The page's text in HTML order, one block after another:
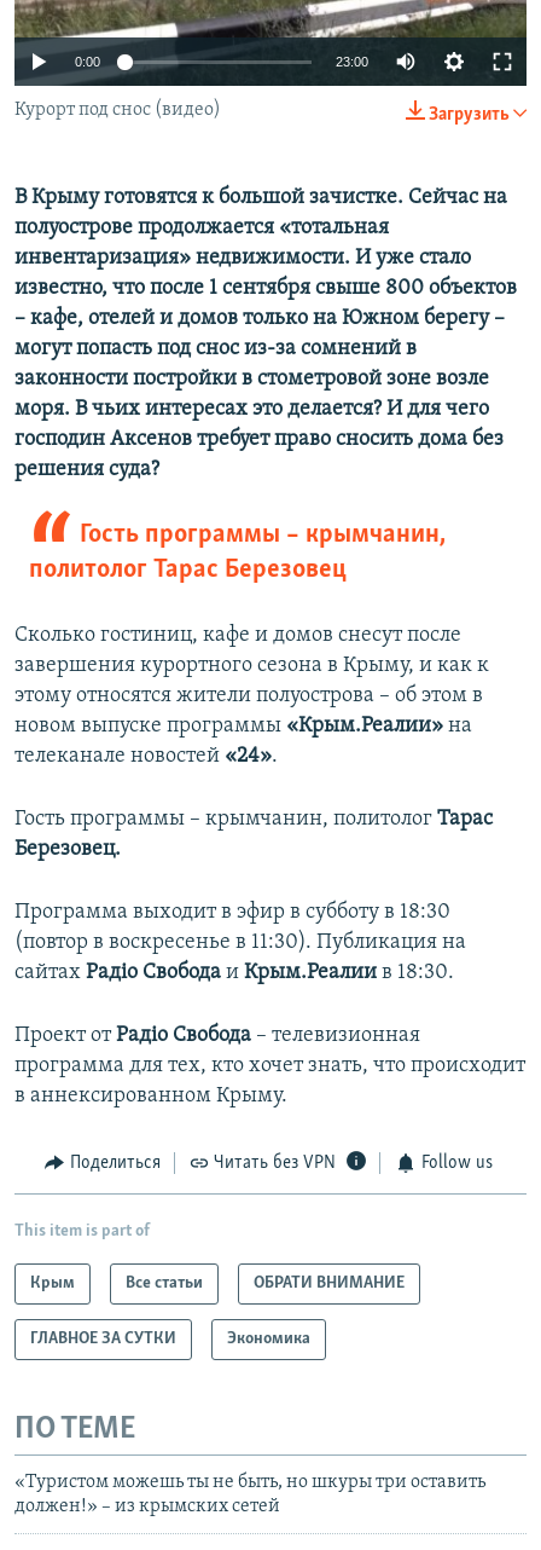
ПОБЕДИТЕЛЕЙ НЕ СУДЯТ?
КРЫМ.НЕПОКОРЕННЫЙ
ELIFBE
ПРИСОЕДИНЯЙТЕСЬ!
Все сайты RFE/RL
0:00 23:00
Загрузить
Курорт под снос (видео)
В Крыму готовятся к большой зачистке. Сейчас на
полуострове продолжается «тотальная
инвентаризация» недвижимости. И уже стало
известно, что после 1 сентября свыше 800 объектов
– кафе, отелей и домов только на Южном берегу –
могут попасть под снос из-за сомнений в
законности постройки в стометровой зоне возле
моря. В чьих интересах это делается? И для чего
господин Аксенов требует право сносить дома без
решения суда?
Гость программы – крымчанин,
политолог Тарас Березовец
Сколько гостиниц, кафе и домов снесут после
завершения курортного сезона в Крыму, и как к
этому относятся жители полуострова – об этом в
новом выпуске программы «Крым.Реалии» на
телеканале новостей «24».
Гость программы – крымчанин, политолог Тарас
Березовец.
Программа выходит в эфир в субботу в 18:30
(повтор в воскресенье в 11:30). Публикация на
сайтах Радіо Свобода и Крым.Реалии в 18:30.
Проект отРадіо Свобода – телевизионная
программа для тех, кто хочет знать, что происходит
в аннексированном Крыму.
Поделиться Читать без VPN Follow us
This item is part of
Крым Все статьи ОБРАТИ ВНИМАНИЕ
ГЛАВНОЕ ЗА СУТКИ Экономика
ПО ТЕМЕ
«Туристом можешь ты не быть, но шкуры три оставить
должен!» – из крымских сетей